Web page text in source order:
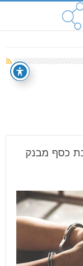
כסף מבנק